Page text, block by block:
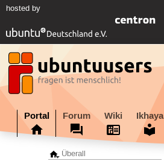
hosted by
Portal Forum Wiki Ikhaya